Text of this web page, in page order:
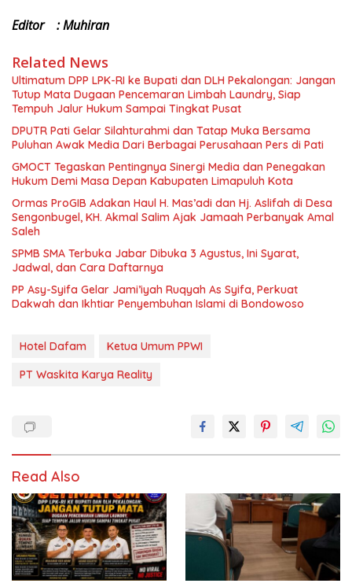
Editor : Muhiran
Related News
Ultimatum DPP LPK-RI ke Bupati dan DLH Pekalongan: Jangan
Tutup Mata Dugaan Pencemaran Limbah Laundry, Siap
Tempuh Jalur Hukum Sampai Tingkat Pusat
DPUTR Pati Gelar Silahturahmi dan Tatap Muka Bersama
Puluhan Awak Media Dari Berbagai Perusahaan Pers di Pati
GMOCT Tegaskan Pentingnya Sinergi Media dan Penegakan
Hukum Demi Masa Depan Kabupaten Limapuluh Kota
Ormas ProGIB Adakan Haul H. Mas’adi dan Hj. Aslifah di Desa
Sengonbugel, KH. Akmal Salim Ajak Jamaah Perbanyak Amal
Saleh
SPMB SMA Terbuka Jabar Dibuka 3 Agustus, Ini Syarat,
Jadwal, dan Cara Daftarnya
PP Asy-Syifa Gelar Jami’iyah Ruqyah As Syifa, Perkuat
Dakwah dan Ikhtiar Penyembuhan Islami di Bondowoso
Hotel Dafam
Ketua Umum PPWI
PT Waskita Karya Reality
Read Also